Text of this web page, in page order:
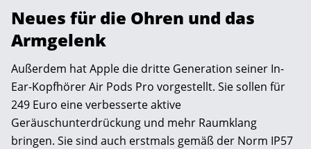
Neues für die Ohren und das
Armgelenk
Außerdem hat Apple die dritte Generation seiner In-
Ear-Kopfhörer Air Pods Pro vorgestellt. Sie sollen für
249 Euro eine verbesserte aktive
Geräuschunterdrückung und mehr Raumklang
bringen. Sie sind auch erstmals gemäß der Norm IP57